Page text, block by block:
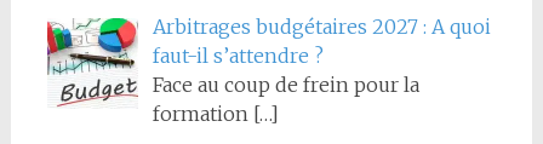
Arbitrages budgétaires 2027 : A quoi
faut-il s’attendre ?
Face au coup de frein pour la
formation […]